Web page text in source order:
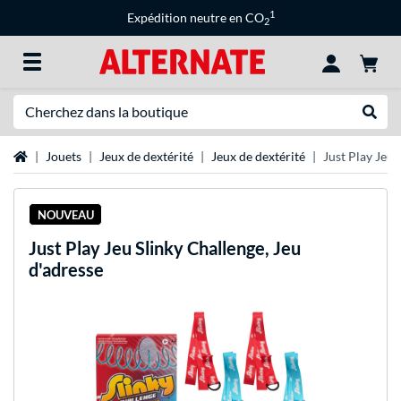
Expédition neutre en CO2
1
Page d'accueil
Jouets Jeux de dextérité Jeux de dextérité Just Play Jeu
NOUVEAU
Just PlayJeu Slinky Challenge, Jeu
d'adresse